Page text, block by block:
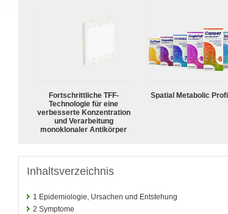
Fortschrittliche TFF-
Technologie für eine
verbesserte Konzentration
und Verarbeitung
monoklonaler Antikörper
Spatial Metabolic
Inhaltsverzeichnis
1 Epidemiologie, Ursachen und Entstehung
2 Symptome